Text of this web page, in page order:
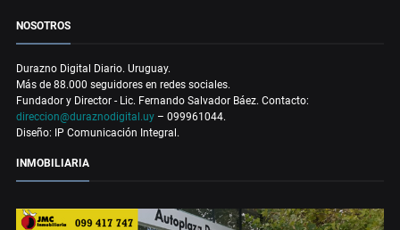
NOSOTROS
Durazno Digital Diario. Uruguay.
Más de 88.000 seguidores en redes sociales.
Fundador y Director - Lic. Fernando Salvador Báez. Contacto:
direccion@duraznodigital.uy – 099961044.
Diseño: IP Comunicación Integral.
INMOBILIARIA